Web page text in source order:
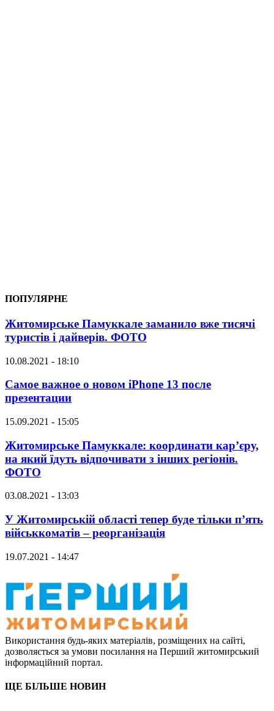
ПОПУЛЯРНЕ
Житомирське Памуккале заманило вже тисячі
туристів і дайверів. ФОТО
10.08.2021 - 18:10
Самое важное о новом iPhone 13 после
презентации
15.09.2021 - 15:05
Житомирське Памуккале: координати кар’єру,
на який їдуть відпочивати з інших регіонів.
ФОТО
03.08.2021 - 13:03
У Житомирській області тепер буде тільки п’ять
військкоматів – реорганізація
19.07.2021 - 14:47
Використання будь-яких матеріалів, розміщених на сайті,
дозволяється за умови посилання на Перший житомирський
інформаційний портал.
ЩЕ БІЛЬШЕ НОВИН